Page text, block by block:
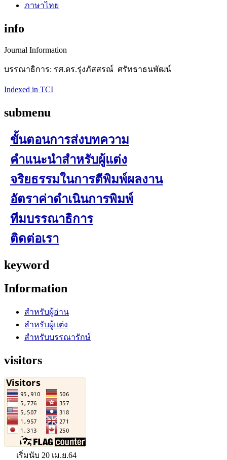
ภาษาไทย
info
Journal Information
บรรณาธิการ: รศ.ดร.รุ่งภัสสรณ์ ศรัทธาธนพัฒน์
Indexed in TCI
submenu
ขั้นตอนการส่งบทความ
คำแนะนำสำหรับผู้แต่ง
จริยธรรมในการตีพิมพ์ผลงาน
อัตราค่าดำเนินการพิมพ์
ทีมบรรณาธิการ
ติดต่อเรา
keyword
Information
สำหรับผู้อ่าน
สำหรับผู้แต่ง
สำหรับบรรณารักษ์
visitors
เริ่มนับ 20 เม.ย.64